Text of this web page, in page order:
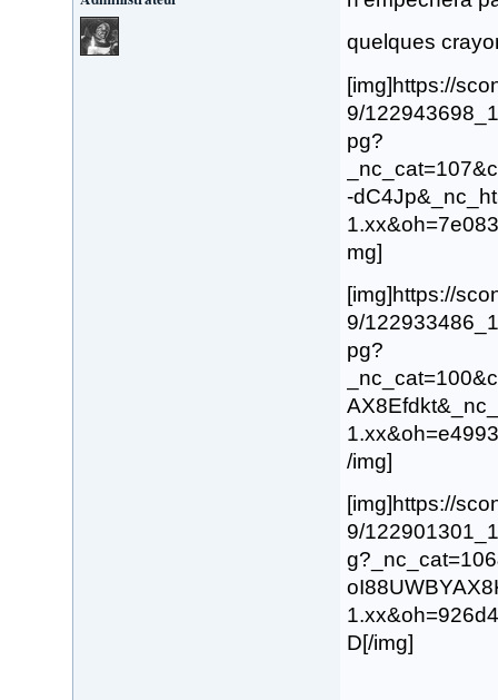
quelques
[img]https://
9/
pg?
-
mg]
[img]https://
9/
pg?
/img]
[img]https://
9/
D[/img]